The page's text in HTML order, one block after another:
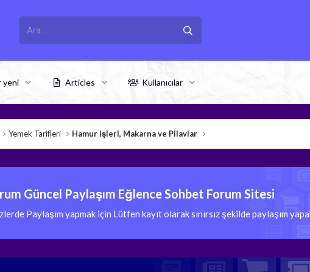
yeni Articles Kullanıcılar
Yemek Tarifleri Hamur işleri, Makarna ve Pilavlar
Güncel Paylaşım Eğlence Sohbet Forum Sitesi
Paylaşım yapmak için Lütfen kayıt olarak sınırsız şekilde paylaşım